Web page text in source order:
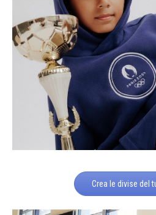
Crea le divise del